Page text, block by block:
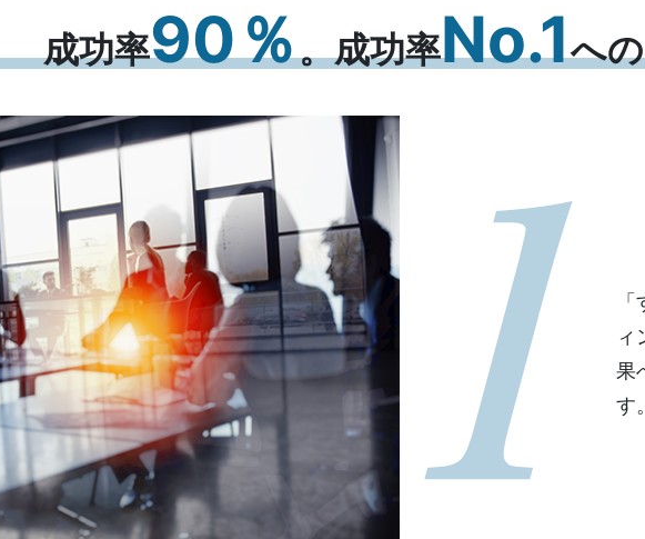
成功率90％。成功率No.1へ
ィ
果
す。